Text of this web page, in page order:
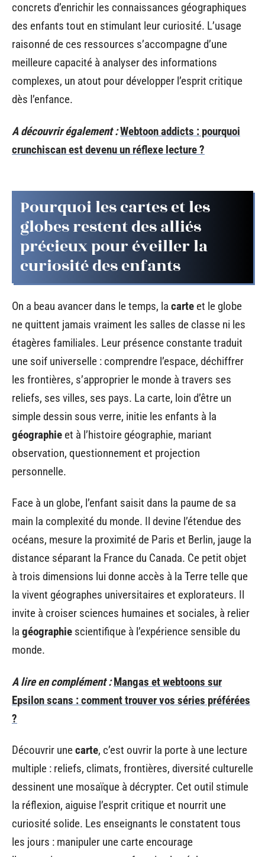
concrets d’enrichir les connaissances géographiques
des enfants tout en stimulant leur curiosité. L’usage
raisonné de ces ressources s’accompagne d’une
meilleure capacité à analyser des informations
complexes, un atout pour développer l’esprit critique
dès l’enfance.
A découvrir également :Webtoon addicts : pourquoi
crunchiscan est devenu un réflexe lecture ?
Pourquoi les cartes et les
globes restent des alliés
précieux pour éveiller la
curiosité des enfants
On a beau avancer dans le temps, la carte et le globe
ne quittent jamais vraiment les salles de classe ni les
étagères familiales. Leur présence constante traduit
une soif universelle : comprendre l’espace, déchiffrer
les frontières, s’approprier le monde à travers ses
reliefs, ses villes, ses pays. La carte, loin d’être un
simple dessin sous verre, initie les enfants à la
géographie et à l’histoire géographie, mariant
observation, questionnement et projection
personnelle.
Face à un globe, l’enfant saisit dans la paume de sa
main la complexité du monde. Il devine l’étendue des
océans, mesure la proximité de Paris et Berlin, jauge la
distance séparant la France du Canada. Ce petit objet
à trois dimensions lui donne accès à la Terre telle que
la vivent géographes universitaires et explorateurs. Il
invite à croiser sciences humaines et sociales, à relier
la géographie scientifique à l’expérience sensible du
monde.
A lire en complément : Mangas et webtoons sur
Epsilon scans : comment trouver vos séries préférées
?
Découvrir unecarte, c’est ouvrir la porte à une lecture
multiple : reliefs, climats, frontières, diversité culturelle
dessinent une mosaïque à décrypter. Cet outil stimule
la réflexion, aiguise l’esprit critique et nourrit une
curiosité solide. Les enseignants le constatent tous
les jours : manipuler une carte encourage